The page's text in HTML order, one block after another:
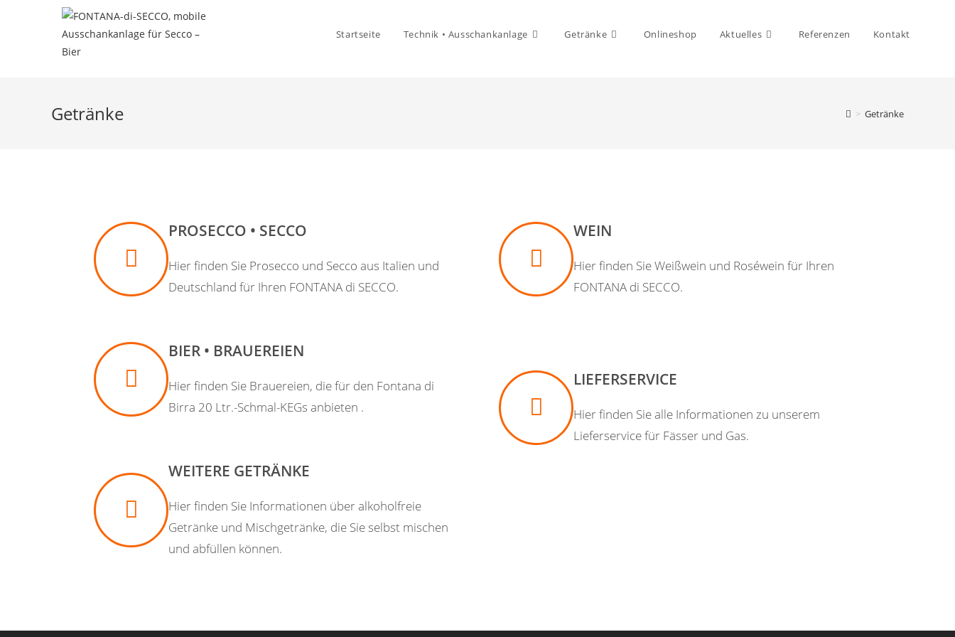
Startseite Technik • Ausschankanlage Getränke Onlineshop Aktuelles Referenzen Kontakt
Getränke > Getränke
PROSECCO • SECCO
Hier finden Sie Prosecco und Secco aus Italien und
Deutschland für Ihren FONTANA di SECCO.
BIER • BRAUEREIEN
Hier finden Sie Brauereien, die für den Fontana di
Birra 20 Ltr.-Schmal-KEGs anbieten .
WEITERE GETRÄNKE
Hier finden Sie Informationen über alkoholfreie
Getränke und Mischgetränke, die Sie selbst mischen
und abfüllen können.
WEIN
Hier finden Sie Weißwein und Roséwein für Ihren
FONTANA di SECCO.
LIEFERSERVICE
Hier finden Sie alle Informationen zu unserem
Lieferservice für Fässer und Gas.